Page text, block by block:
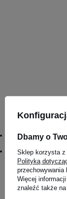
NOW Vitamin B-6 -
#AVG:
#Name:
NOW Vitamin B-6 -
Magazyn główny
Dostępny
Dbamy o
Sklep korzysta z
Polityką
przechowywania
Więcej
znaleźć także